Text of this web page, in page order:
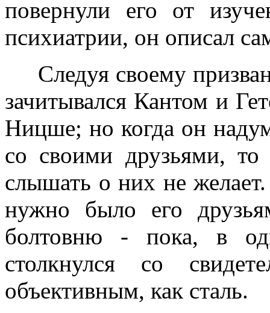
повернули его от
психиатрии, он описал
Следуя своему
зачитывался Кантом и
Ницше; но когда он
со своими друзьями, то
слышать о них не
нужно было его
болтовню - пока, в
столкнулся со
объективным, как сталь.